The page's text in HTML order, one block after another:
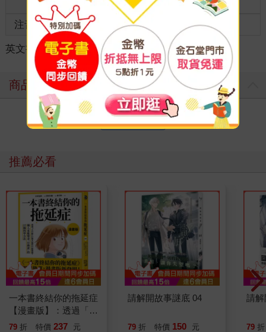
齡
注音 級別
英文書 ＞ 人文社科 ＞ 史地傳記 ＞ 歷史總論
商品評價
寫評價
推薦必看
一本書終結你的拖延症
【漫畫版】：透過「小
行動」打開大腦的行動
79 折 特價 237 元
請解開故事謎底 04
79 折 特價 150 元
請解
79 折